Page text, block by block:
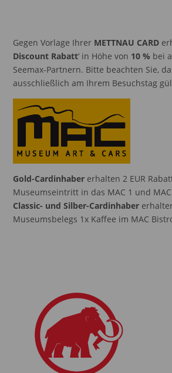
Gegen Vorlage Ihrer METTNAU CARD
Discount Rabatt‘ in Höhe von 10 % bei
Seemax-Partnern. Bitte beachten Sie,
ausschließlich am Ihrem Besuchstag
Gold-Cardinhaber erhalten 2 EUR
Museumseintritt in das MAC 1 und
Classic- und Silber-Cardinhaber
Museumsbelegs 1x Kaffee im MAC